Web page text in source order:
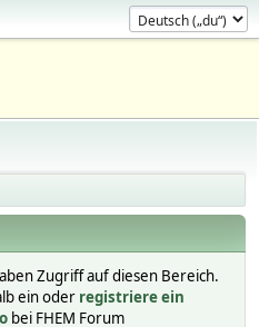
Zugriff auf diesen Bereich.
ein oder registriere ein
bei FHEM Forum